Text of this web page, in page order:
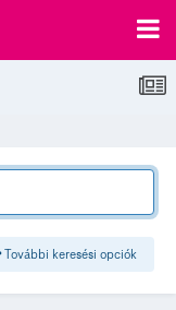
További keresési opciók